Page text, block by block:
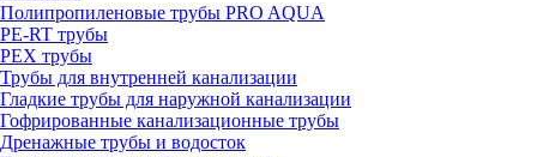
Полипропиленовые трубы PRO AQUA
PE-RT трубы
PEX трубы
Трубы для внутренней канализации
Гладкие трубы для наружной канализации
Гофрированные канализационные трубы
Дренажные трубы и водосток